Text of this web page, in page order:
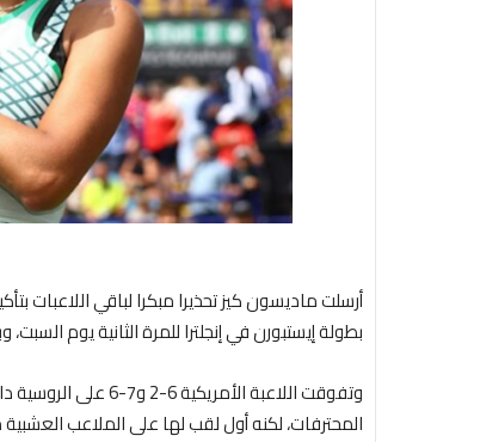
أرسلت ماديسون كيز تحذيرا مبكرا لباقي اللاعبات
بطولة إيستبورن في إنجلترا للمرة الثانية يوم
المحترفات، لكنه أول لقب لها على الملاعب العشبية منذ